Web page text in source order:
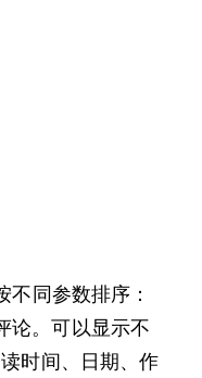
不同参数排序：
论。可以显示不
时间、日期、作